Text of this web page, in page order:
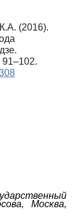
(2016).
91–102.
Москва,